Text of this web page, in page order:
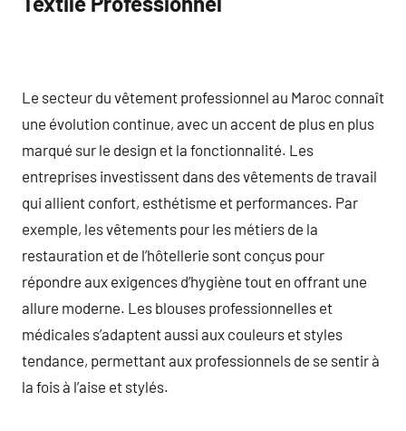
Le secteur du vêtement professionnel au Maroc connaît
une évolution continue, avec un accent de plus en plus
marqué sur le design et la fonctionnalité. Les
entreprises investissent dans des vêtements de travail
qui allient confort, esthétisme et performances. Par
exemple, les vêtements pour les métiers de la
restauration et de l’hôtellerie sont conçus pour
répondre aux exigences d’hygiène tout en offrant une
allure moderne. Les blouses professionnelles et
médicales s’adaptent aussi aux couleurs et styles
tendance, permettant aux professionnels de se sentir à
la fois à l’aise et stylés.